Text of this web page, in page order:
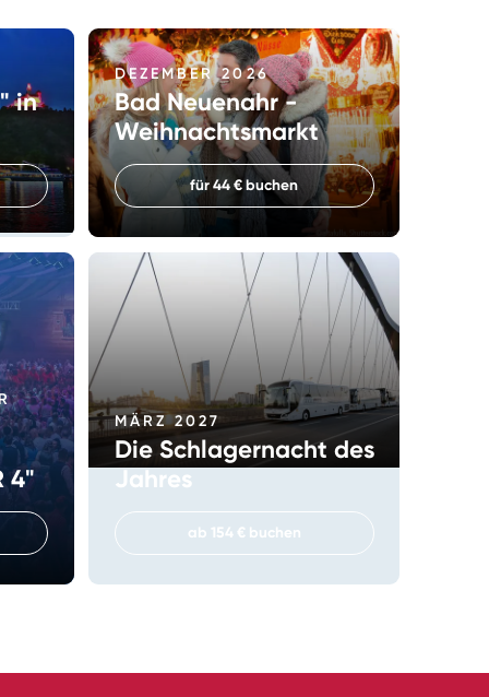
in
DEZEMBER 2026
Bad Neuenahr -
Weihnachtsmarkt
für 44 € buchen
4"
MÄRZ 2027
Die Schlagernacht des
Jahres
ab 154 € buchen